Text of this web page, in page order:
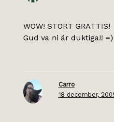
WOW! STORT GRATTIS!
Gud va ni är duktiga!!
Carro
18 december,